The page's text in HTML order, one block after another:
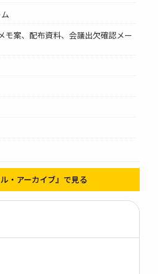
モ案、配布資料、会議出欠確認メー
・アーカイブ』で見る